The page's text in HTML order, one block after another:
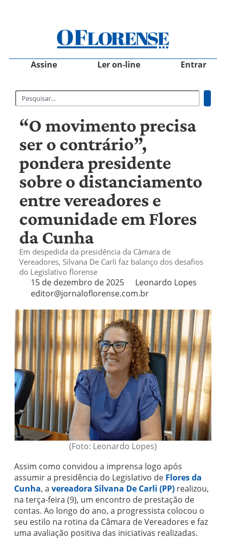
Assine Ler on-line Entrar
“O movimento precisa
ser o contrário”,
pondera presidente
sobre o distanciamento
entre vereadores e
comunidade em Flores
da Cunha
Em despedida da presidência da Câmara de
Vereadores, Silvana De Carli faz balanço dos desafios
do Legislativo florense
15 de dezembro de 2025
Leonardo Lopes
editor@jornaloflorense.com.br
(Foto: Leonardo Lopes)
Assim como convidou a imprensa logo após
assumir a presidência do Legislativo de Flores da
Cunha, a vereadora Silvana De Carli (PP) realizou,
na terça-feira (9), um encontro de prestação de
contas. Ao longo do ano, a progressista colocou o
seu estilo na rotina da Câmara de Vereadores e faz
uma avaliação positiva das iniciativas realizadas.